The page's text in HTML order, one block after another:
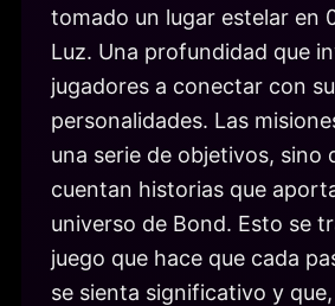
tomado un lugar estelar en
Luz. Una profundidad que
jugadores a conectar con
personalidades. Las
una serie de objetivos, sino
cuentan historias que
universo de Bond. Esto se
juego que hace que cada
se sienta significativo y